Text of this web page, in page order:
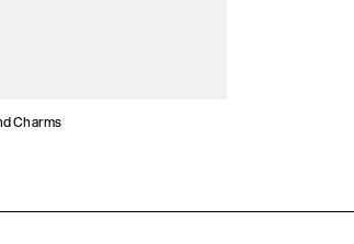
Charms